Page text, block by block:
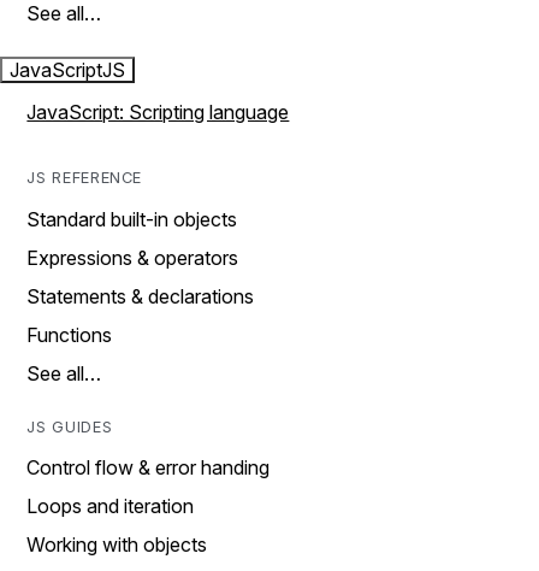
See all…
JavaScriptJS
JavaScript: Scripting language
JS REFERENCE
Standard built-in objects
Expressions & operators
Statements & declarations
Functions
See all…
JS GUIDES
Control flow & error handing
Loops and iteration
Working with objects